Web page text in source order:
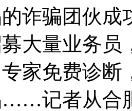
诈骗团伙成
大量业务员
家免费诊
……记者从合